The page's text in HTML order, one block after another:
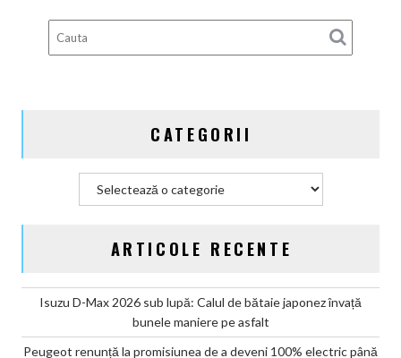
din
Germania
CATEGORII
ARTICOLE RECENTE
Isuzu D-Max 2026 sub lupă: Calul de bătaie japonez învață
bunele maniere pe asfalt
Peugeot renunță la promisiunea de a deveni 100% electric până